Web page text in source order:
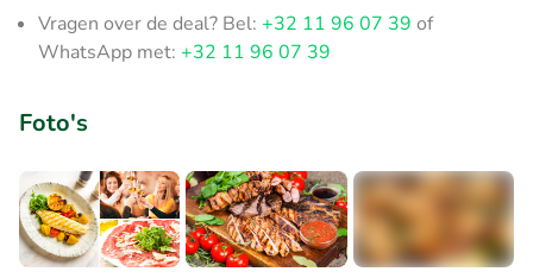
Vragen over de deal? Bel: +32 11 96 07 39 of
WhatsApp met: +32 11 96 07 39
Foto's